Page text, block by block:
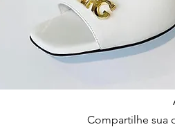
Compartilhe sua